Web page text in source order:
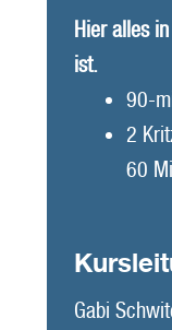
Hier alles
ist.
90-
2
60
Gabi